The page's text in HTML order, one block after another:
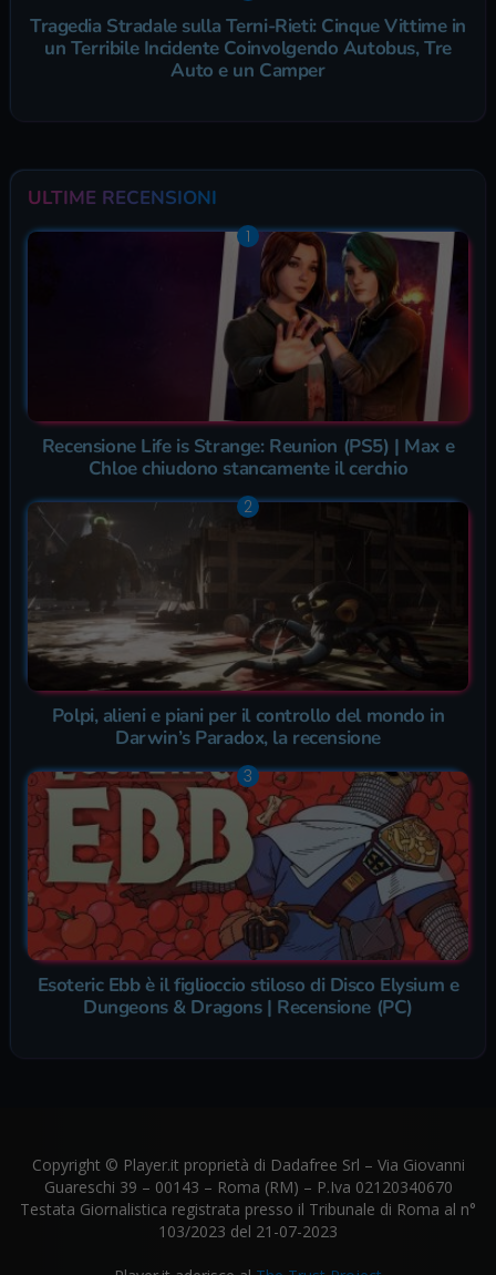
Tragedia Stradale sulla Terni-Rieti: Cinque Vittime in
un Terribile Incidente Coinvolgendo Autobus, Tre
Auto e un Camper
ULTIME RECENSIONI
Recensione Life is Strange: Reunion (PS5) | Max e
Chloe chiudono stancamente il cerchio
Polpi, alieni e piani per il controllo del mondo in
Darwin’s Paradox, la recensione
Esoteric Ebb è il figlioccio stiloso di Disco Elysium e
Dungeons & Dragons | Recensione (PC)
Copyright © Player.it proprietà di Dadafree Srl – Via Giovanni
Guareschi 39 – 00143 – Roma (RM) – P.Iva 02120340670
Testata Giornalistica registrata presso il Tribunale di Roma al n°
103/2023 del 21-07-2023